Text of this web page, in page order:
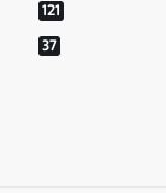
121
37